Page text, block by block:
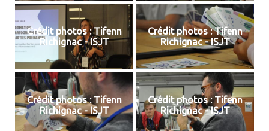
Crédit photos : Tifenn
Richignac - ISJT
Crédit photos : Tifenn
Richignac - ISJT
Crédit photos : Tifenn
Richignac - ISJT
Crédit photos : Tifenn
Richignac - ISJT